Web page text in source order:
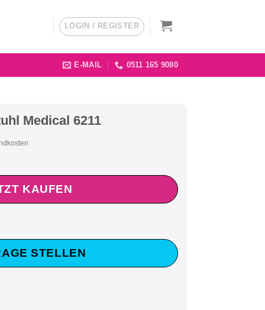
LOGIN / REGISTER
E-MAIL 0511 165 9080
Medical 6211
KAUFEN
STELLEN